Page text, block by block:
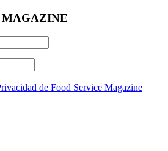
MAGAZINE
de Food Service Magazine